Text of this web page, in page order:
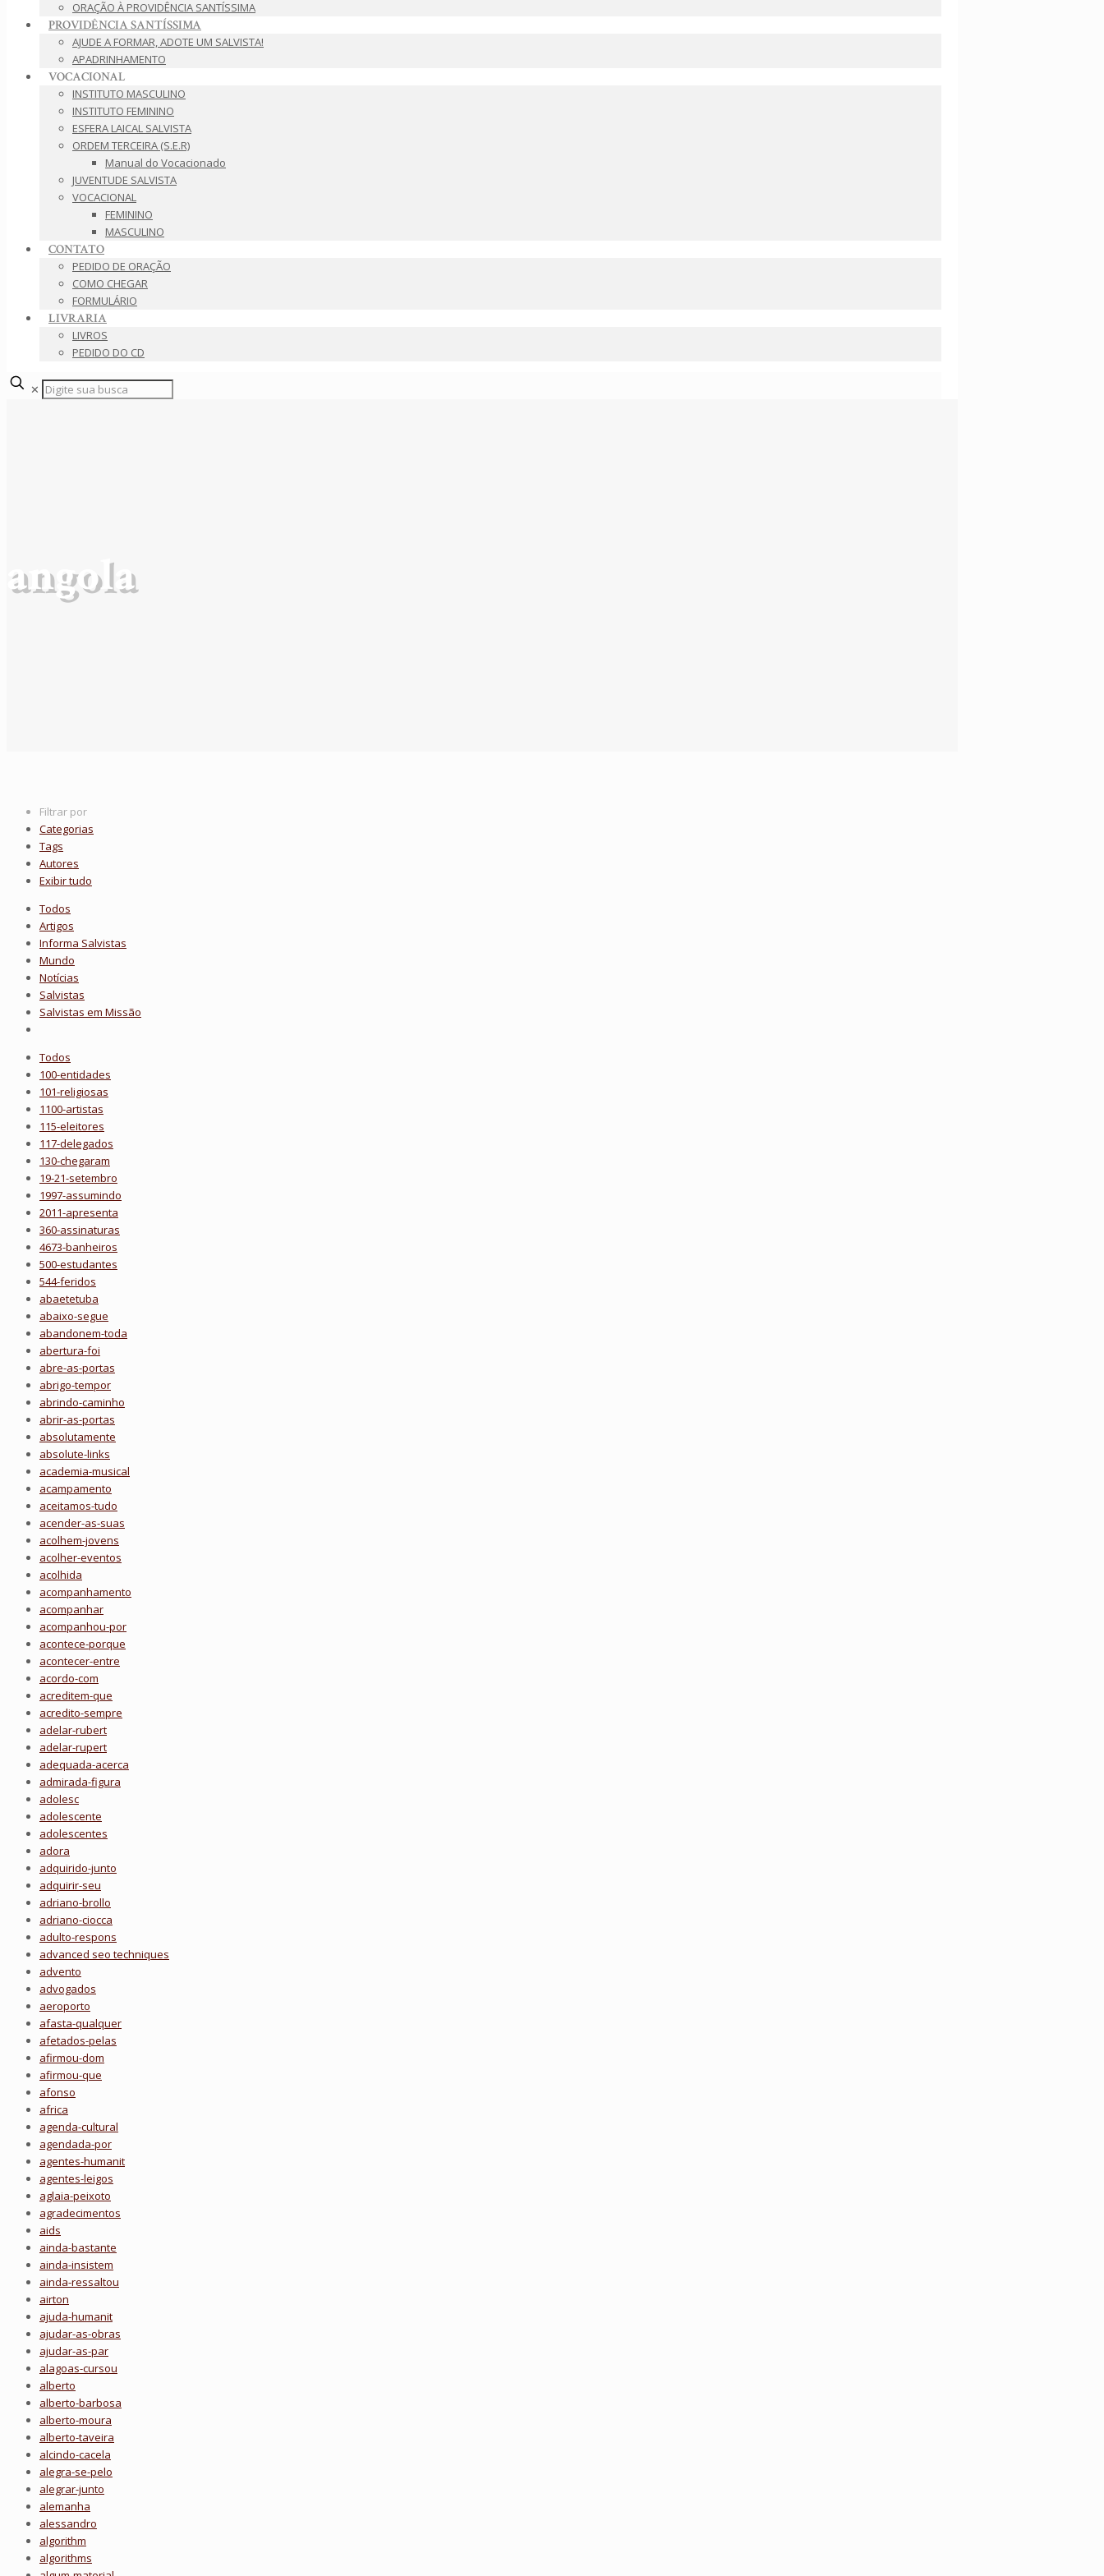
ORAÇÃO À PROVIDÊNCIA SANTÍSSIMA
PROVIDÊNCIA SANTÍSSIMA
AJUDE A FORMAR, ADOTE UM SALVISTA!
APADRINHAMENTO
VOCACIONAL
INSTITUTO MASCULINO
INSTITUTO FEMININO
ESFERA LAICAL SALVISTA
ORDEM TERCEIRA (S.E.R)
Manual do Vocacionado
JUVENTUDE SALVISTA
VOCACIONAL
FEMININO
MASCULINO
CONTATO
PEDIDO DE ORAÇÃO
COMO CHEGAR
FORMULÁRIO
LIVRARIA
LIVROS
PEDIDO DO CD
✕
angola
Filtrar por
Categorias
Tags
Autores
Exibir tudo
Todos
Artigos
Informa Salvistas
Mundo
Notícias
Salvistas
Salvistas em Missão
Todos
100-entidades
101-religiosas
1100-artistas
115-eleitores
117-delegados
130-chegaram
19-21-setembro
1997-assumindo
2011-apresenta
360-assinaturas
4673-banheiros
500-estudantes
544-feridos
abaetetuba
abaixo-segue
abandonem-toda
abertura-foi
abre-as-portas
abrigo-tempor
abrindo-caminho
abrir-as-portas
absolutamente
absolute-links
academia-musical
acampamento
aceitamos-tudo
acender-as-suas
acolhem-jovens
acolher-eventos
acolhida
acompanhamento
acompanhar
acompanhou-por
acontece-porque
acontecer-entre
acordo-com
acreditem-que
acredito-sempre
adelar-rubert
adelar-rupert
adequada-acerca
admirada-figura
adolesc
adolescente
adolescentes
adora
adquirido-junto
adquirir-seu
adriano-brollo
adriano-ciocca
adulto-respons
advanced seo techniques
advento
advogados
aeroporto
afasta-qualquer
afetados-pelas
afirmou-dom
afirmou-que
afonso
africa
agenda-cultural
agendada-por
agentes-humanit
agentes-leigos
aglaia-peixoto
agradecimentos
aids
ainda-bastante
ainda-insistem
ainda-ressaltou
airton
ajuda-humanit
ajudar-as-obras
ajudar-as-par
alagoas-cursou
alberto
alberto-barbosa
alberto-moura
alberto-taveira
alcindo-cacela
alegra-se-pelo
alegrar-junto
alemanha
alessandro
algorithm
algorithms